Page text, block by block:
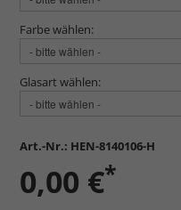
Farbe wählen:
Glasart wählen:
Art.-Nr.: HEN-8140106-H
0,00 €*